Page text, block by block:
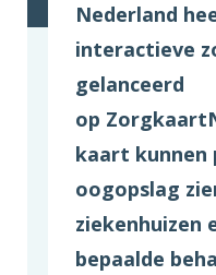
Nederland
interactieve
gelanceerd
op
kaart kunnen
oogopslag
ziekenhuizen
bepaalde